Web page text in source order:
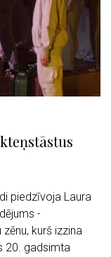
piedzīvoja Laura
-
kurš izzina
20. gadsimta